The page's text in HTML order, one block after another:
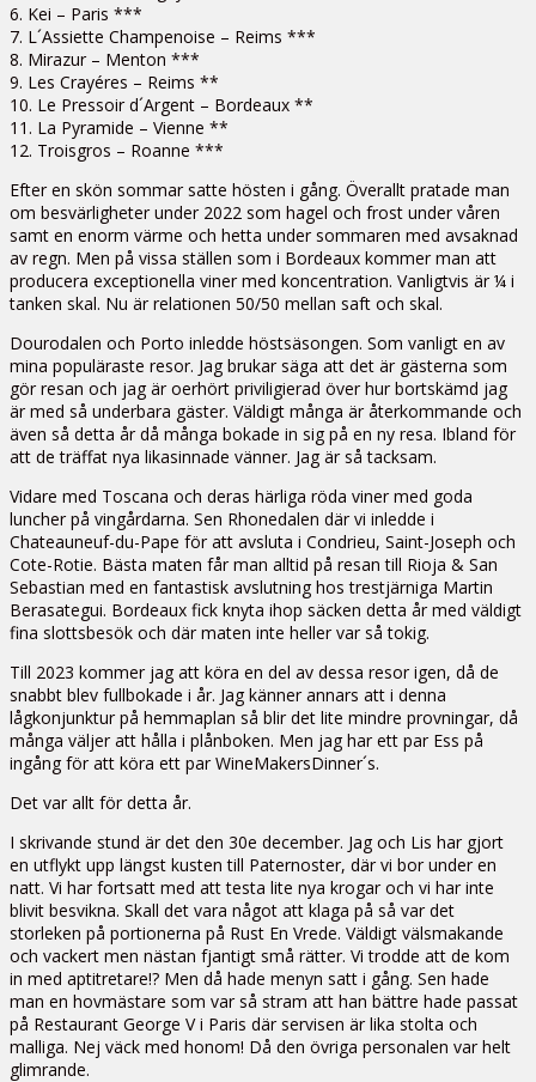
6. Kei – Paris ***
7. L´Assiette Champenoise – Reims ***
8. Mirazur – Menton ***
9. Les Crayéres – Reims **
10. Le Pressoir d´Argent – Bordeaux **
11. La Pyramide – Vienne **
12. Troisgros – Roanne ***
Efter en skön sommar satte hösten i gång. Överallt pratade man
om besvärligheter under 2022 som hagel och frost under våren
samt en enorm värme och hetta under sommaren med avsaknad
av regn. Men på vissa ställen som i Bordeaux kommer man att
producera exceptionella viner med koncentration. Vanligtvis är ¼ i
tanken skal. Nu är relationen 50/50 mellan saft och skal.
Dourodalen och Porto inledde höstsäsongen. Som vanligt en av
mina populäraste resor. Jag brukar säga att det är gästerna som
gör resan och jag är oerhört priviligierad över hur bortskämd jag
är med så underbara gäster. Väldigt många är återkommande och
även så detta år då många bokade in sig på en ny resa. Ibland för
att de träffat nya likasinnade vänner. Jag är så tacksam.
Vidare med Toscana och deras härliga röda viner med goda
luncher på vingårdarna. Sen Rhonedalen där vi inledde i
Chateauneuf-du-Pape för att avsluta i Condrieu, Saint-Joseph och
Cote-Rotie. Bästa maten får man alltid på resan till Rioja & San
Sebastian med en fantastisk avslutning hos trestjärniga Martin
Berasategui. Bordeaux fick knyta ihop säcken detta år med väldigt
fina slottsbesök och där maten inte heller var så tokig.
Till 2023 kommer jag att köra en del av dessa resor igen, då de
snabbt blev fullbokade i år. Jag känner annars att i denna
lågkonjunktur på hemmaplan så blir det lite mindre provningar, då
många väljer att hålla i plånboken. Men jag har ett par Ess på
ingång för att köra ett par WineMakersDinner´s.
Det var allt för detta år.
I skrivande stund är det den 30e december. Jag och Lis har gjort
en utflykt upp längst kusten till Paternoster, där vi bor under en
natt. Vi har fortsatt med att testa lite nya krogar och vi har inte
blivit besvikna. Skall det vara något att klaga på så var det
storleken på portionerna på Rust En Vrede. Väldigt välsmakande
och vackert men nästan fjantigt små rätter. Vi trodde att de kom
in med aptitretare!? Men då hade menyn satt i gång. Sen hade
man en hovmästare som var så stram att han bättre hade passat
på Restaurant George V i Paris där servisen är lika stolta och
malliga. Nej väck med honom! Då den övriga personalen var helt
glimrande.